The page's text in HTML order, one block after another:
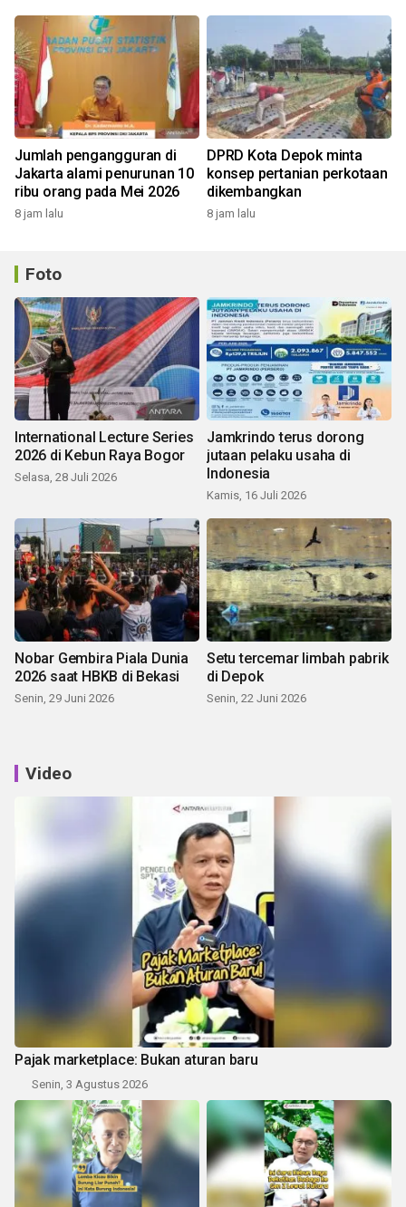
Jumlah pengangguran di
Jakarta alami penurunan 10
ribu orang pada Mei 2026
8 jam lalu
DPRD Kota Depok minta
konsep pertanian perkotaan
dikembangkan
8 jam lalu
Foto
International Lecture Series
2026 di Kebun Raya Bogor
Selasa, 28 Juli 2026
Jamkrindo terus dorong
jutaan pelaku usaha di
Indonesia
Kamis, 16 Juli 2026
Nobar Gembira Piala Dunia
2026 saat HBKB di Bekasi
Senin, 29 Juni 2026
Setu tercemar limbah pabrik
di Depok
Senin, 22 Juni 2026
Video
Pajak marketplace: Bukan aturan baru
Senin, 3 Agustus 2026